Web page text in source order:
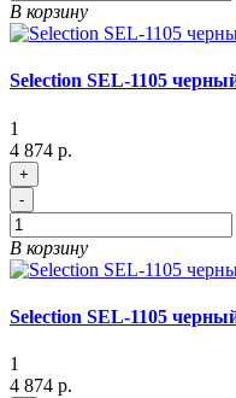
В корзину
Selection SEL-1105
1
4 874 р.
+
-
В корзину
Selection SEL-1105
1
4 874 р.